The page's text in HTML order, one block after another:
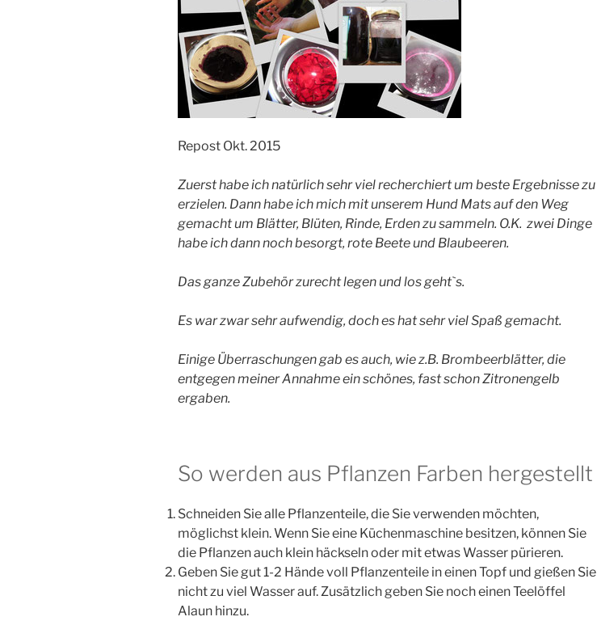
Repost Okt. 2015
Zuerst habe ich natürlich sehr viel recherchiert um beste Ergebnisse zu
erzielen. Dann habe ich mich mit unserem Hund Mats auf den Weg
gemacht um Blätter, Blüten, Rinde, Erden zu sammeln. O.K. zwei Dinge
habe ich dann noch besorgt, rote Beete und Blaubeeren.
Das ganze Zubehör zurecht legen und los geht`s.
Es war zwar sehr aufwendig, doch es hat sehr viel Spaß gemacht.
Einige Überraschungen gab es auch, wie z.B. Brombeerblätter, die
entgegen meiner Annahme ein schönes, fast schon Zitronengelb
ergaben.
So werden aus Pflanzen Farben hergestellt
Schneiden Sie alle Pflanzenteile, die Sie verwenden möchten,
möglichst klein. Wenn Sie eine Küchenmaschine besitzen, können Sie
die Pflanzen auch klein häckseln oder mit etwas Wasser pürieren.
Geben Sie gut 1-2 Hände voll Pflanzenteile in einen Topf und gießen Sie
nicht zu viel Wasser auf. Zusätzlich geben Sie noch einen Teelöffel
Alaun hinzu.